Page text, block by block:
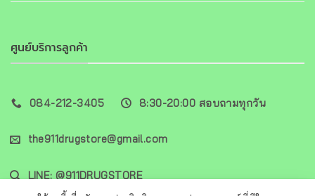
ศูนย์บริการลูกค้า
084-212-3405 8:30-20:00 สอบถามทุกวัน
the911drugstore@gmail.com
LINE: @911DRUGSTORE